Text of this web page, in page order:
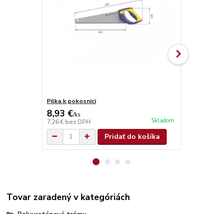
Pilka k pokosnici
8,93 €/ks
7,26 € bez DPH Skladom
Pridať do košíka
Tovar zaradený v kategóriách